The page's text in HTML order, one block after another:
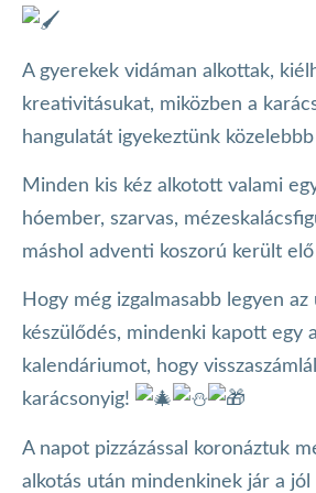
A gyerekek vidáman alkottak,
kreativitásukat, miközben a
hangulatát igyekeztünk
Minden kis kéz alkotott valami
hóember, szarvas,
máshol adventi koszorú került elő
Hogy még izgalmasabb legyen az
készülődés, mindenki kapott egy
kalendáriumot, hogy
karácsonyig!
A napot pizzázással koronáztuk
alkotás után mindenkinek jár a